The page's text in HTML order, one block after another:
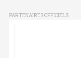
PARTENAIRES OFFICIELS